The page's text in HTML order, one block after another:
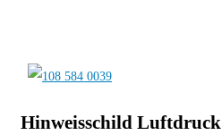
Hinweisschild Luftdruck